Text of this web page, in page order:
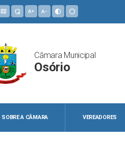
map admin_panel_settings text_increase text_decrease contrast circle
Câmara Municipal
Osório
SOBRE A CÂMARA VEREADORES